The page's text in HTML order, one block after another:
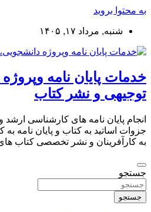
به محتوا بروید
شنبه, مرداد ۱۷, ۱۴۰۵
خدمات پایان نامه
توجیهی و نشر کتاب
انجام پایان نامه های کارشناسی ارشد
جزوات اساتید به کتاب و پایان نامه
به کارآفرینان و نشر تخصصی کتاب
جستجو
جستجو